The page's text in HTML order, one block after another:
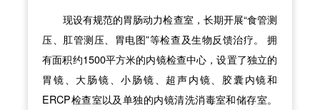
现设有规范的胃肠动力检查室，长期开展“食管测
压、肛管测压、胃电图”等检查及生物反馈治疗。 拥
有面积约1500平方米的内镜检查中心，设置了独立的
胃镜、大肠镜、小肠镜、超声内镜、胶囊内镜和
ERCP检查室以及单独的内镜清洗消毒室和储存室。